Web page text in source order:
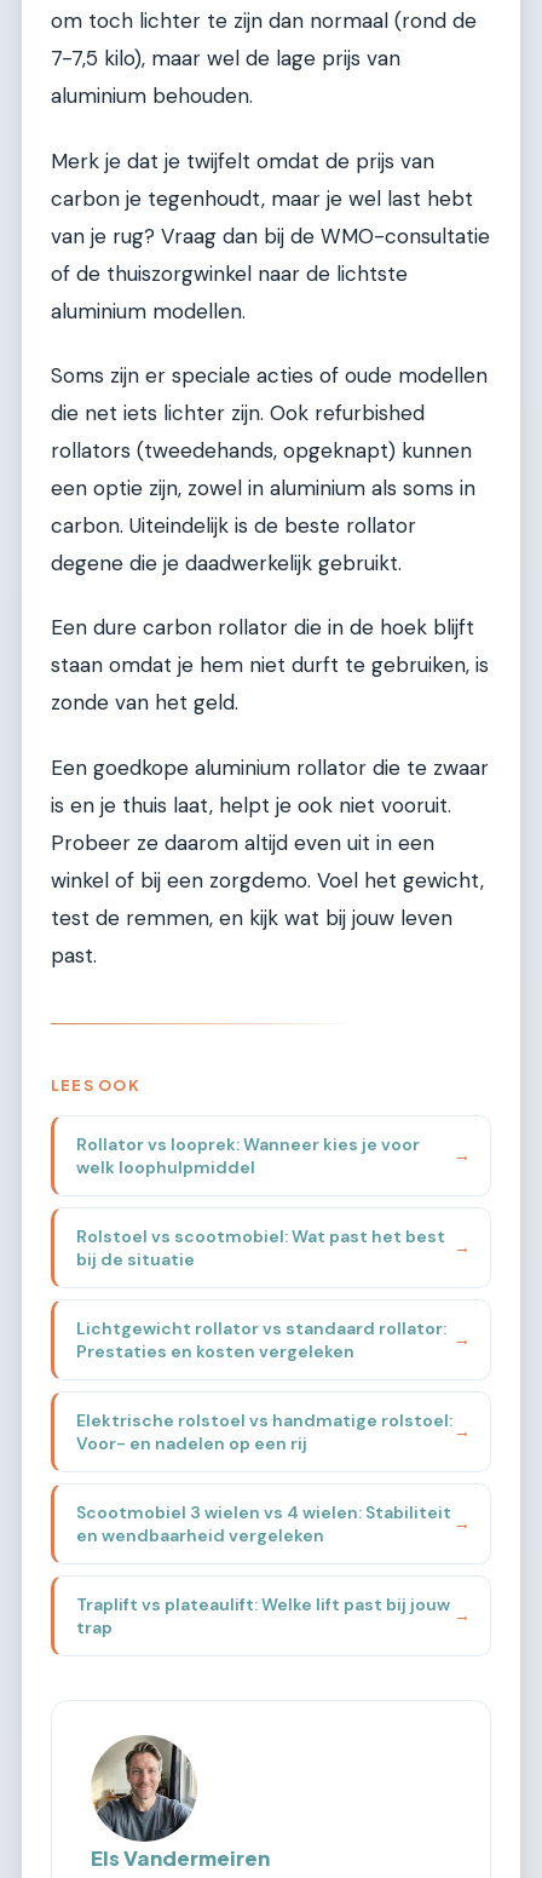
om toch lichter te zijn dan normaal (rond de
7-7,5 kilo), maar wel de lage prijs van
aluminium behouden.
Merk je dat je twijfelt omdat de prijs van
carbon je tegenhoudt, maar je wel last hebt
van je rug? Vraag dan bij de WMO-consultatie
of de thuiszorgwinkel naar de lichtste
aluminium modellen.
Soms zijn er speciale acties of oude modellen
die net iets lichter zijn. Ook refurbished
rollators (tweedehands, opgeknapt) kunnen
een optie zijn, zowel in aluminium als soms in
carbon. Uiteindelijk is de beste rollator
degene die je daadwerkelijk gebruikt.
Een dure carbon rollator die in de hoek blijft
staan omdat je hem niet durft te gebruiken, is
zonde van het geld.
Een goedkope aluminium rollator die te zwaar
is en je thuis laat, helpt je ook niet vooruit.
Probeer ze daarom altijd even uit in een
winkel of bij een zorgdemo. Voel het gewicht,
test de remmen, en kijk wat bij jouw leven
past.
LEES OOK
Rollator vs looprek: Wanneer kies je voor
welk loophulpmiddel
→
Rolstoel vs scootmobiel: Wat past het best
bij de situatie
→
Lichtgewicht rollator vs standaard rollator:
Prestaties en kosten vergeleken
→
Elektrische rolstoel vs handmatige rolstoel:
Voor- en nadelen op een rij
→
Scootmobiel 3 wielen vs 4 wielen: Stabiliteit
en wendbaarheid vergeleken
→
Traplift vs plateaulift: Welke lift past bij jouw
trap
→
Els Vandermeiren